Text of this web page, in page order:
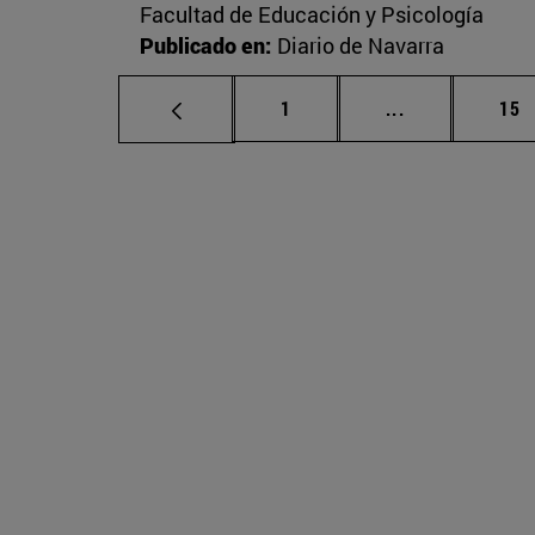
Facultad de Educación y Psicología
Publicado en: Diario de Navarra
Página
1 ... Páginas 15